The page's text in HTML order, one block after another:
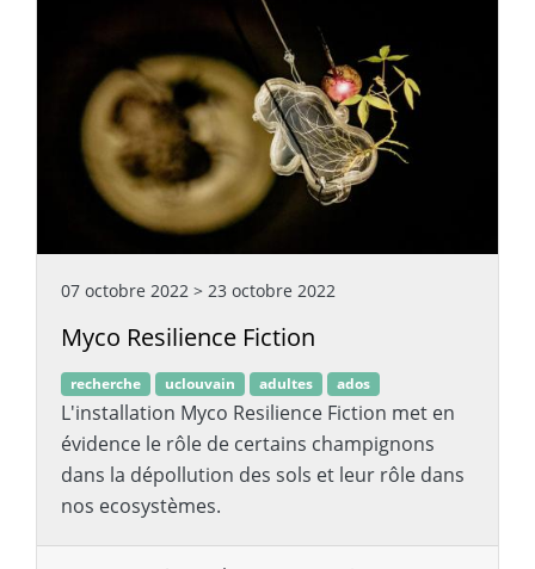
07 octobre 2022 > 23 octobre 2022
Myco Resilience Fiction
recherche uclouvain adultes ados
L'installation Myco Resilience Fiction met en
évidence le rôle de certains champignons
dans la dépollution des sols et leur rôle dans
nos ecosystèmes.